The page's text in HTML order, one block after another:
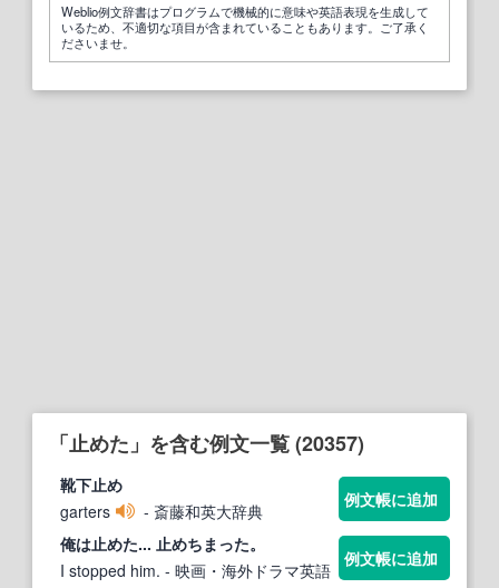
Weblio例文辞書はプログラムで機械的に意味や英語表現を生成して
いるため、不適切な項目が含まれていることもあります。ご了承く
ださいませ。
「止めた」を含む例文一覧 (20357)
靴下止め
garters
- 斎藤和英大辞典
例文帳に追加
俺は止めた... 止めちまった。
I stopped him. - 映画・海外ドラマ英語
例文帳に追加